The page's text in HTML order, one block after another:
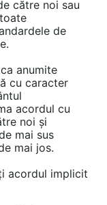
Aditiv
la
934-2
KR 1000
Salvează pdf
către noi sau
de
anumite
cu caracter
acordul cu
noi și
mai sus
mai jos.
acordul implicit